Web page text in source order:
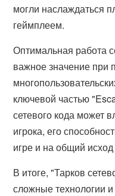
могли наслаждаться
геймплеем.
Оптимальная работа
важное значение при
ключевой частью
сетевого кода может
игрока, его
игре и на общий
В итоге, "Тарков
сложные технологии